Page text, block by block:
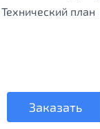
Технический план
Заказать